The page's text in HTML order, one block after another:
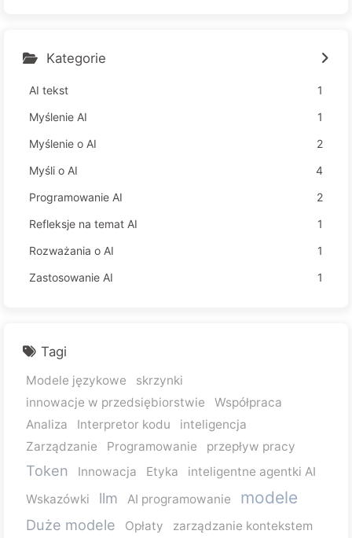
Kategorie
AI tekst
1
Myślenie AI
1
Myślenie o AI
2
Myśli o AI
4
Programowanie AI
2
Refleksje na temat AI
1
Rozważania o AI
1
Zastosowanie AI
1
Tagi
Modele językowe
skrzynki
innowacje w przedsiębiorstwie
Współpraca
Analiza
Interpretor kodu
inteligencja
Zarządzanie
Programowanie przepływ pracy
Token Innowacja Etyka
inteligentne agentki AI
Wskazówki
llm AI programowanie modele
Duże modele Opłaty
zarządzanie kontekstem